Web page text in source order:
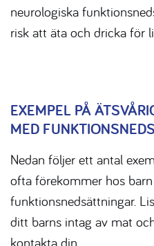
neurologiska
risk att äta och dricka för
EXEMPEL PÅ
MED
Nedan följer ett antal
ofta förekommer hos
funktionsnedsättningar.
ditt barns intag av mat
kontakta din